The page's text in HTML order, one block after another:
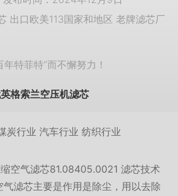
出口欧美113国家和地区 老牌滤芯厂
特菲特”而不懈努力！
格索兰空压机滤芯
炭行业 汽车行业 纺织行业
空气滤芯81.08405.0021 滤芯技术
滤芯主要是作用是除尘，用以去除